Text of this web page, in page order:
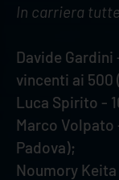
In carriera
Davide
vincenti ai 500
Luca Spirito -
Marco Volpato
Padova);
Noumory